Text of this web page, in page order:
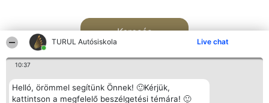
TURUL Autósiskola Live chat
10:37
Helló, örömmel segítünk Önnek! 🙂Kérjük,
kattintson a megfelelő beszélgetési témára! 🙂
Keresés